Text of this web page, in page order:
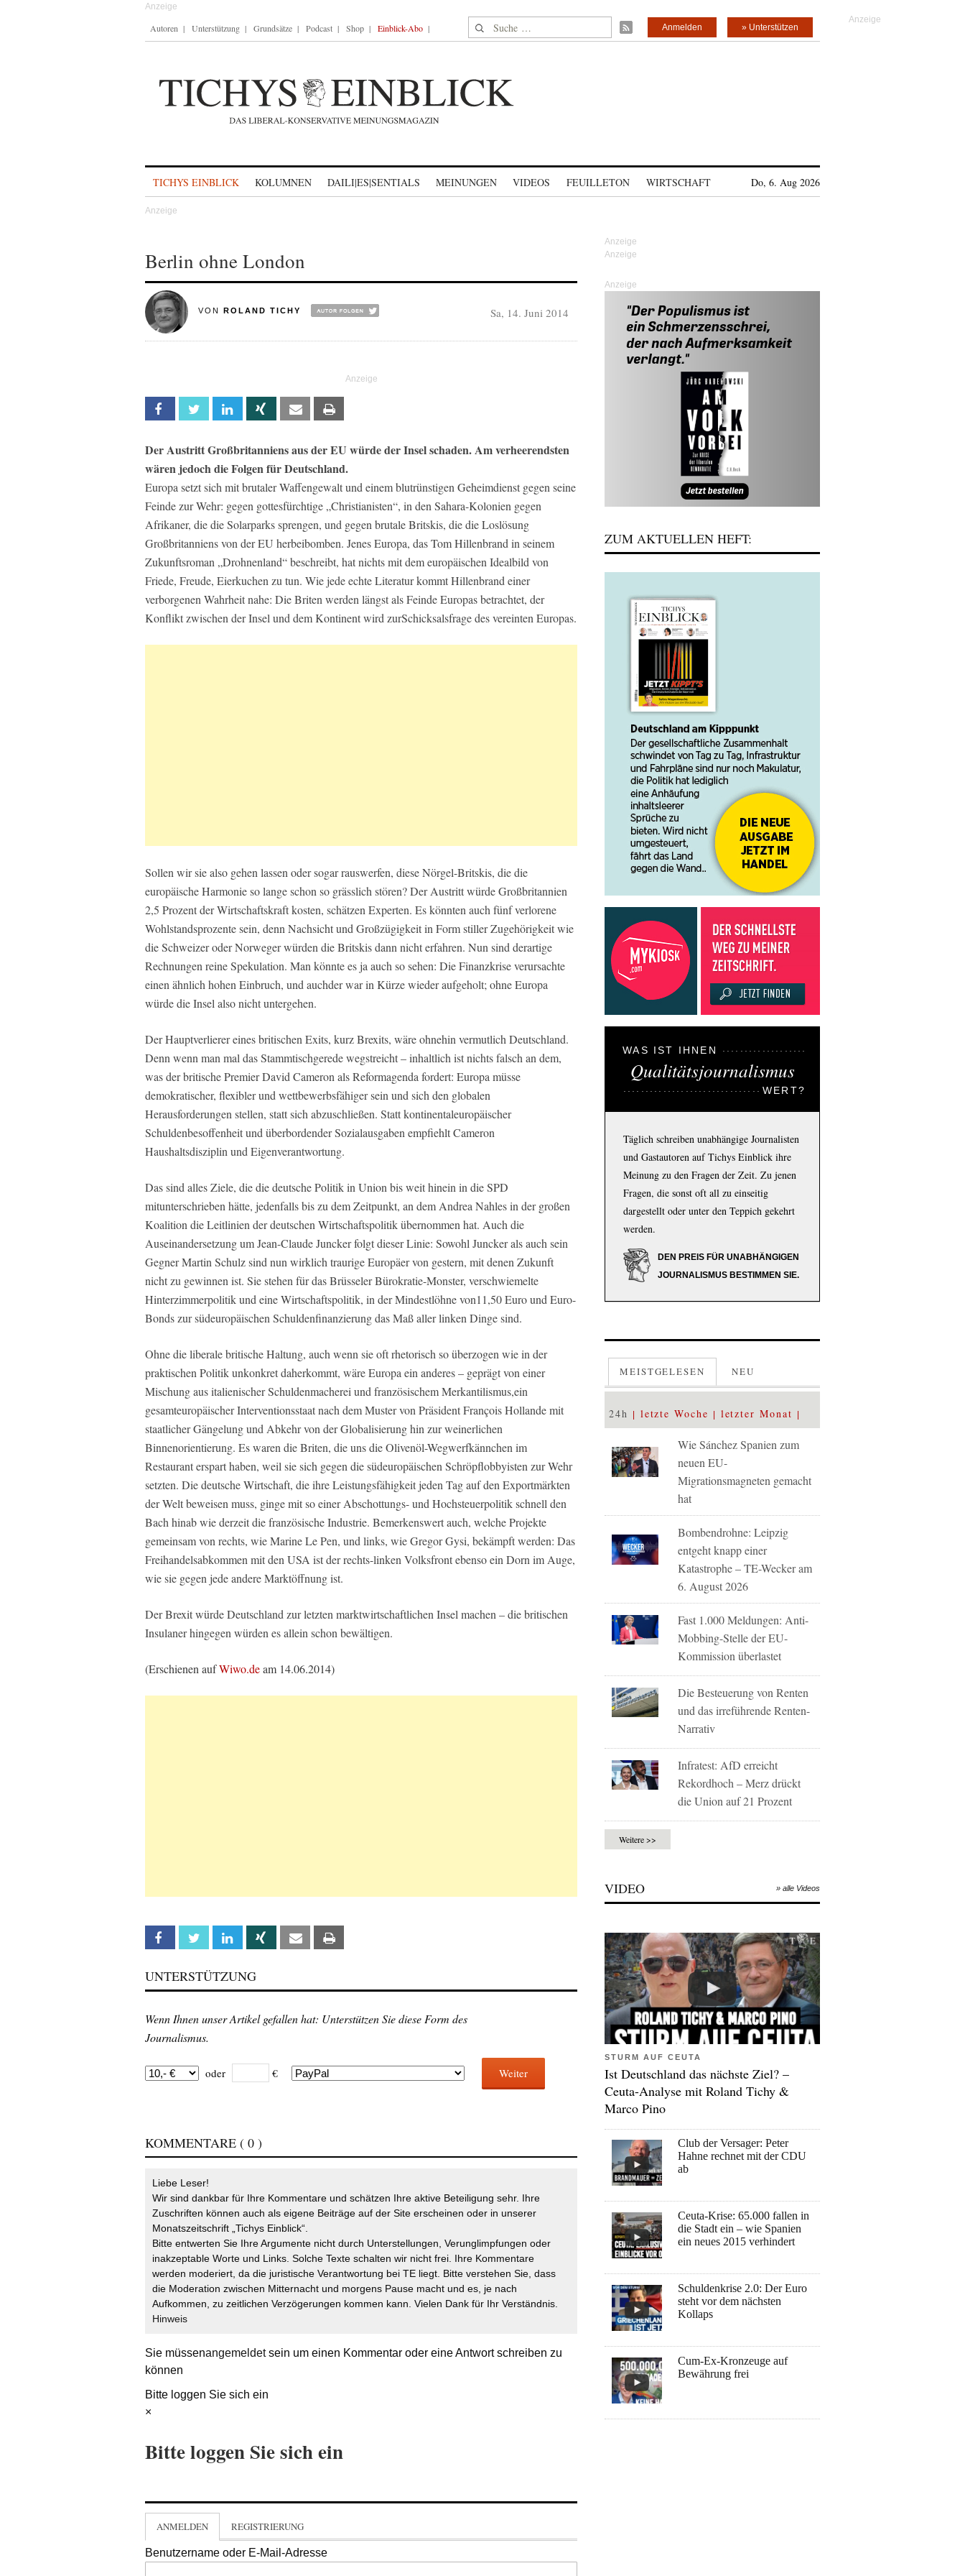
Autoren Unterstützung Grundsätze Podcast Shop Einblick-Abo Suche nach: » Unterstützen
Anmelden
TICHYS EINBLICK KOLUMNEN DAILI|ES|SENTIALS MEINUNGEN VIDEOS FEUILLETON WIRTSCHAFT Do, 6. Aug 2026
Berlin ohne London
VON ROLAND TICHY Sa, 14. Juni 2014
Facebook Twitter Linkedin Xing Email
Der Austritt Großbritanniens aus der EU würde der Insel schaden. Am verheerendsten
wären jedoch die Folgen für Deutschland.
Europa setzt sich mit brutaler Waffengewalt und einem blutrünstigen Geheimdienst gegen seine
Feinde zur Wehr: gegen gottesfürchtige „Christianisten“, in den Sahara-Kolonien gegen
Afrikaner, die die Solarparks sprengen, und gegen brutale Britskis, die die Loslösung
Großbritanniens von der EU herbeibomben. Jenes Europa, das Tom Hillenbrand in seinem
Zukunftsroman „Drohnenland“ beschreibt, hat nichts mit dem europäischen Idealbild von
Friede, Freude, Eierkuchen zu tun. Wie jede echte Literatur kommt Hillenbrand einer
verborgenen Wahrheit nahe: Die Briten werden längst als Feinde Europas betrachtet, der
Konflikt zwischen der Insel und dem Kontinent wird zurSchicksalsfrage des vereinten Europas.
Sollen wir sie also gehen lassen oder sogar rauswerfen, diese Nörgel-Britskis, die die
europäische Harmonie so lange schon so grässlich stören? Der Austritt würde Großbritannien
2,5 Prozent der Wirtschaftskraft kosten, schätzen Experten. Es könnten auch fünf verlorene
Wohlstandsprozente sein, denn Nachsicht und Großzügigkeit in Form stiller Zugehörigkeit wie
die Schweizer oder Norweger würden die Britskis dann nicht erfahren. Nun sind derartige
Rechnungen reine Spekulation. Man könnte es ja auch so sehen: Die Finanzkrise verursachte
einen ähnlich hohen Einbruch, und auchder war in Kürze wieder aufgeholt; ohne Europa
würde die Insel also nicht untergehen.
Der Hauptverlierer eines britischen Exits, kurz Brexits, wäre ohnehin vermutlich Deutschland.
Denn wenn man mal das Stammtischgerede wegstreicht – inhaltlich ist nichts falsch an dem,
was der britische Premier David Cameron als Reformagenda fordert: Europa müsse
demokratischer, flexibler und wettbewerbsfähiger sein und sich den globalen
Herausforderungen stellen, statt sich abzuschließen. Statt kontinentaleuropäischer
Schuldenbesoffenheit und überbordender Sozialausgaben empfiehlt Cameron
Haushaltsdisziplin und Eigenverantwortung.
Das sind alles Ziele, die die deutsche Politik in Union bis weit hinein in die SPD
mitunterschrieben hätte, jedenfalls bis zu dem Zeitpunkt, an dem Andrea Nahles in der großen
Koalition die Leitlinien der deutschen Wirtschaftspolitik übernommen hat. Auch die
Auseinandersetzung um Jean-Claude Juncker folgt dieser Linie: Sowohl Juncker als auch sein
Gegner Martin Schulz sind nun wirklich traurige Europäer von gestern, mit denen Zukunft
nicht zu gewinnen ist. Sie stehen für das Brüsseler Bürokratie-Monster, verschwiemelte
Hinterzimmerpolitik und eine Wirtschaftspolitik, in der Mindestlöhne von11,50 Euro und Euro-
Bonds zur südeuropäischen Schuldenfinanzierung das Maß aller linken Dinge sind.
Ohne die liberale britische Haltung, auch wenn sie oft rhetorisch so überzogen wie in der
praktischen Politik unkonkret daherkommt, wäre Europa ein anderes – geprägt von einer
Mischung aus italienischer Schuldenmacherei und französischem Merkantilismus,ein
gesamteuropäischer Interventionsstaat nach dem Muster von Präsident François Hollande mit
staatlicher Gängelung und Abkehr von der Globalisierung hin zur weinerlichen
Binnenorientierung. Es waren die Briten, die uns die Olivenöl-Wegwerfkännchen im
Restaurant erspart haben, weil sie sich gegen die südeuropäischen Schröpflobbyisten zur Wehr
setzten. Die deutsche Wirtschaft, die ihre Leistungsfähigkeit jeden Tag auf den Exportmärkten
der Welt beweisen muss, ginge mit so einer Abschottungs- und Hochsteuerpolitik schnell den
Bach hinab wie derzeit die französische Industrie. Bemerkenswert auch, welche Projekte
gemeinsam von rechts, wie Marine Le Pen, und links, wie Gregor Gysi, bekämpft werden: Das
Freihandelsabkommen mit den USA ist der rechts-linken Volksfront ebenso ein Dorn im Auge,
wie sie gegen jede andere Marktöffnung ist.
Der Brexit würde Deutschland zur letzten marktwirtschaftlichen Insel machen – die britischen
Insulaner hingegen würden es allein schon bewältigen.
(Erschienen aufWiwo.deam 14.06.2014)
Facebook Twitter Linkedin Xing Email
UNTERSTÜTZUNG
Wenn Ihnen unser Artikel gefallen hat: Unterstützen Sie diese Form des
Journalismus.
oder € Weiter
KOMMENTARE ( 0 )
Liebe Leser!
Wir sind dankbar für Ihre Kommentare und schätzen Ihre aktive Beteiligung sehr. Ihre
Zuschriften können auch als eigene Beiträge auf der Site erscheinen oder in unserer
Monatszeitschrift „Tichys Einblick“.
Bitte entwerten Sie Ihre Argumente nicht durch Unterstellungen, Verunglimpfungen oder
inakzeptable Worte und Links. Solche Texte schalten wir nicht frei. Ihre Kommentare
werden moderiert, da die juristische Verantwortung bei TE liegt. Bitte verstehen Sie, dass
die Moderation zwischen Mitternacht und morgens Pause macht und es, je nach
Aufkommen, zu zeitlichen Verzögerungen kommen kann. Vielen Dank für Ihr Verständnis.
Hinweis
Sie müssenangemeldetsein um einen Kommentar oder eine Antwort schreiben zu
können
Bitte loggen Sie sich ein
×
Bitte loggen Sie sich ein
ANMELDEN REGISTRIERUNG
Benutzername oder E-Mail-Adresse
Anzeige
ZUM AKTUELLEN HEFT:
WAS IST IHNEN
Qualitätsjournalismus
WERT?
Täglich schreiben unabhängige Journalisten
und Gastautoren auf Tichys Einblick ihre
Meinung zu den Fragen der Zeit. Zu jenen
Fragen, die sonst oft all zu einseitig
dargestellt oder unter den Teppich gekehrt
werden.
DEN PREIS FÜR UNABHÄNGIGEN
JOURNALISMUS BESTIMMEN SIE.
MEISTGELESEN NEU
24h letzte Woche letzter Monat
Wie Sánchez Spanien zum
neuen EU-
Migrationsmagneten gemacht
hat
Bombendrohne: Leipzig
entgeht knapp einer
Katastrophe – TE-Wecker am
6. August 2026
Fast 1.000 Meldungen: Anti-
Mobbing-Stelle der EU-
Kommission überlastet
Die Besteuerung von Renten
und das irreführende Renten-
Narrativ
Infratest: AfD erreicht
Rekordhoch – Merz drückt
die Union auf 21 Prozent
Weitere >>
VIDEO » alle Videos
STURM AUF CEUTA
Ist Deutschland das nächste Ziel? –
Ceuta-Analyse mit Roland Tichy &
Marco Pino
Club der Versager: Peter
Hahne rechnet mit der CDU
ab
Ceuta-Krise: 65.000 fallen in
die Stadt ein – wie Spanien
ein neues 2015 verhindert
Schuldenkrise 2.0: Der Euro
steht vor dem nächsten
Kollaps
Cum-Ex-Kronzeuge auf
Bewährung frei